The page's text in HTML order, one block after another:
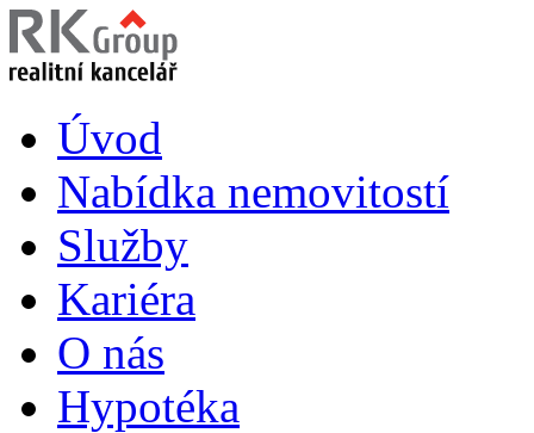
Úvod
Nabídka nemovitostí
Služby
Kariéra
O nás
Hypotéka